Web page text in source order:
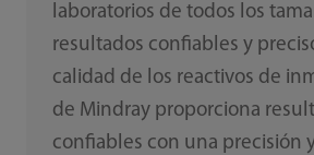
laboratorios de todos los
resultados confiables y
calidad de los reactivos de
de Mindray proporciona
confiables con una precisión